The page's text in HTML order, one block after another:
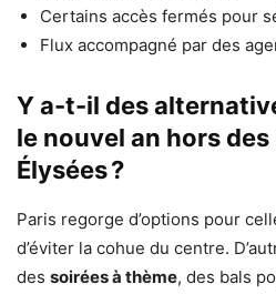
Certains accès fermés pour
Flux accompagné par des
Y a-t-il des
le nouvel an hors
Élysées ?
Paris regorge d’options pour
d’éviter la cohue du centre.
des soirées à thème, des bals